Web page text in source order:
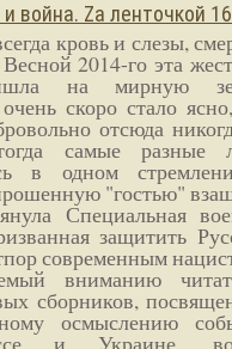
война. Zа ленточкой
кровь и слезы,
2014-го эта
на мирную
скоро стало
отсюда
самые разные
в одном
"гостью"
Специальная
защитить
современным
вниманию
сборников,
осмыслению
и Украине,